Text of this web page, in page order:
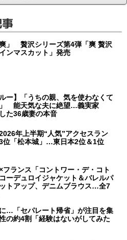
」 贅沢シリーズ第4弾「爽 贅沢
ンマスカット」発売
ルー】「うちの親、気を使わなくて
能天気な夫に絶望…義実家
た36歳妻の本音
2026年上半期“人気”アクセスラン
「松本城」…東日本2位＆1位
フランス「コントワー・デ・コト
ーデュロイジャケット＆バレルパ
トアップ、デニムブラウス…全7
…「セパレート帰省」が注目を集
の約4割「経験はないがしてみた